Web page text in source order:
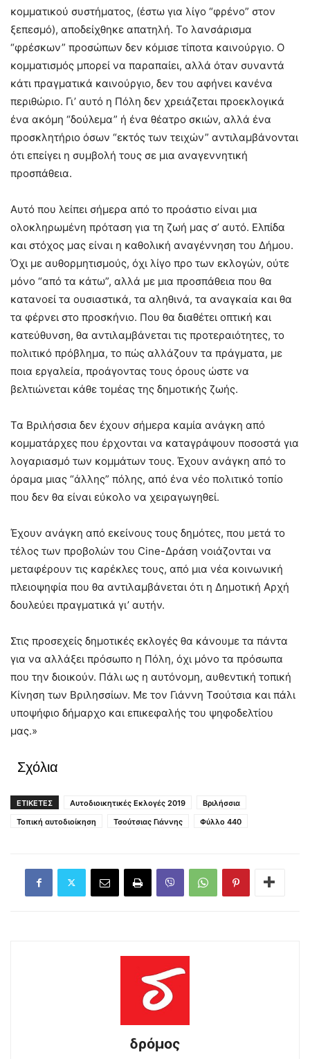
κομματικού συστήματος, (έστω για λίγο “φρένο” στον
ξεπεσμό), αποδείχθηκε απατηλή. Το λανσάρισμα
“φρέσκων” προσώπων δεν κόμισε τίποτα καινούργιο. Ο
κομματισμός μπορεί να παραπαίει, αλλά όταν συναντά
κάτι πραγματικά καινούργιο, δεν του αφήνει κανένα
περιθώριο. Γι’ αυτό η Πόλη δεν χρειάζεται προεκλογικά
ένα ακόμη “δούλεμα” ή ένα θέατρο σκιών, αλλά ένα
προσκλητήριο όσων “εκτός των τειχών” αντιλαμβάνονται
ότι επείγει η συμβολή τους σε μια αναγεννητική
προσπάθεια.
Αυτό που λείπει σήμερα από το προάστιο είναι μια
ολοκληρωμένη πρόταση για τη ζωή μας σ’ αυτό. Ελπίδα
και στόχος μας είναι η καθολική αναγέννηση του Δήμου.
Όχι με αυθορμητισμούς, όχι λίγο προ των εκλογών, ούτε
μόνο “από τα κάτω”, αλλά με μια προσπάθεια που θα
κατανοεί τα ουσιαστικά, τα αληθινά, τα αναγκαία και θα
τα φέρνει στο προσκήνιο. Που θα διαθέτει οπτική και
κατεύθυνση, θα αντιλαμβάνεται τις προτεραιότητες, το
πολιτικό πρόβλημα, το πώς αλλάζουν τα πράγματα, με
ποια εργαλεία, προάγοντας τους όρους ώστε να
βελτιώνεται κάθε τομέας της δημοτικής ζωής.
Τα Βριλήσσια δεν έχουν σήμερα καμία ανάγκη από
κομματάρχες που έρχονται να καταγράψουν ποσοστά για
λογαριασμό των κομμάτων τους. Έχουν ανάγκη από το
όραμα μιας “άλλης” πόλης, από ένα νέο πολιτικό τοπίο
που δεν θα είναι εύκολο να χειραγωγηθεί.
Έχουν ανάγκη από εκείνους τους δημότες, που μετά το
τέλος των προβολών του Cine-Δράση νοιάζονται να
μεταφέρουν τις καρέκλες τους, από μια νέα κοινωνική
πλειοψηφία που θα αντιλαμβάνεται ότι η Δημοτική Αρχή
δουλεύει πραγματικά γι’ αυτήν.
Στις προσεχείς δημοτικές εκλογές θα κάνουμε τα πάντα
για να αλλάξει πρόσωπο η Πόλη, όχι μόνο τα πρόσωπα
που την διοικούν. Πάλι ως η αυτόνομη, αυθεντική τοπική
Κίνηση των Βριλησσίων. Με τον Γιάννη Τσούτσια και πάλι
υποψήφιο δήμαρχο και επικεφαλής του ψηφοδελτίου
μας.»
Σχόλια
ΕΤΙΚΕΤΕΣ Αυτοδιοικητικές Εκλογές 2019
Βριλήσσια
Τοπική αυτοδιοίκηση
Τσούτσιας Γιάννης Φύλλο 440
δρόμος